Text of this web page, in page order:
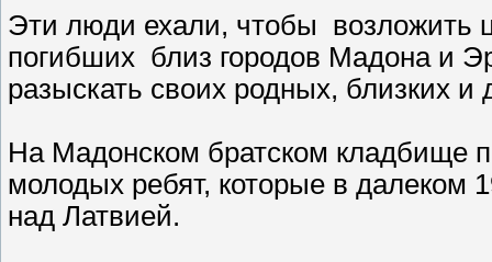
Эти люди ехали, чтобы возложить
погибших близ городов Мадона и
разыскать своих родных, близких и
На Мадонском братском кладбище
молодых ребят, которые в далеком
над Латвией.